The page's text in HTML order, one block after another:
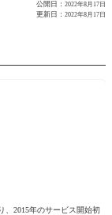
公開日： 2022年8月17日
更新日： 2022年8月17日
、2015年のサービス開始初